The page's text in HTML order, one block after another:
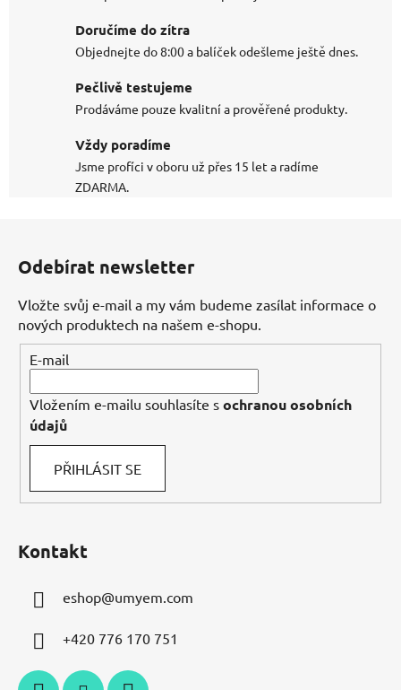
Doručíme do zítra
Objednejte do 8:00 a balíček odešleme ještě dnes.
Pečlivě testujeme
Prodáváme pouze kvalitní a prověřené produkty.
Vždy poradíme
Jsme profíci v oboru už přes 15 let a radíme
ZDARMA.
Odebírat newsletter
Vložte svůj e-mail a my vám budeme zasílat informace o
nových produktech na našem e-shopu.
E-mail
Vložením e-mailu souhlasíte s ochranou osobních
údajů
PŘIHLÁSIT SE
Kontakt
eshop@umyem.com
+420 776 170 751